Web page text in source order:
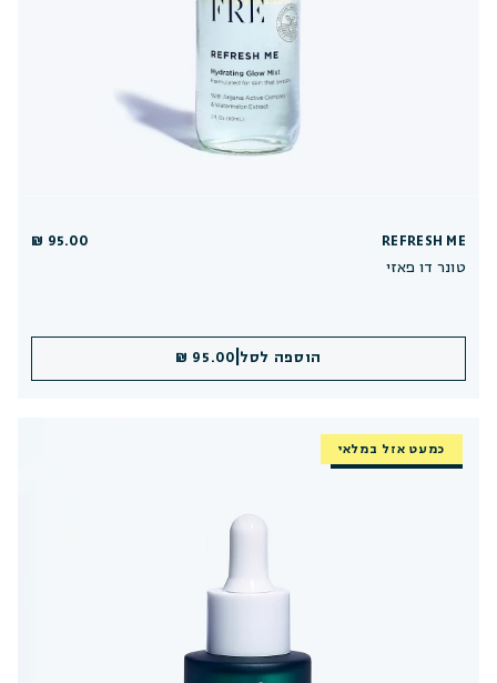
REFRESH ME
טונר דו פאזי
95.00 ₪
הוספה לסל 95.00 ₪
חזר למלאי
כמעט אזל במלאי